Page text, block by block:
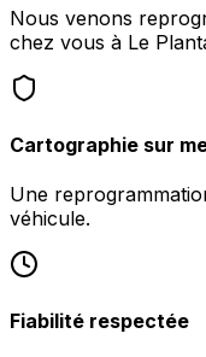
Nous venons
chez vous à Le
Cartographie sur
Une
véhicule.
Fiabilité respectée